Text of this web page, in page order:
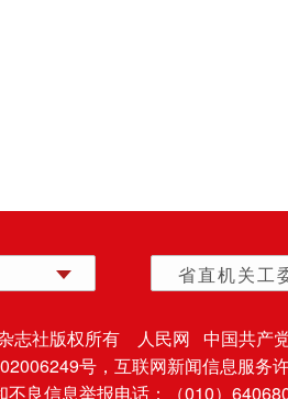
省直机关工
志社版权所有 人民网 中国共产
号， 互联网新闻信息服务
不良信息举报电话：（010）